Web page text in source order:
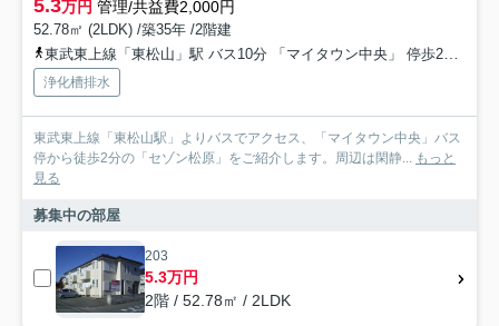
5.3万円 管理/共益費2,000円
52.78㎡ (2LDK) /築35年 /2階建
東武東上線「東松山」駅 バス10分 「マイタウン中央」 停歩2分
浄化槽排水
東武東上線「東松山駅」よりバスでアクセス、「マイタウン中央」バス
停から徒歩2分の「セゾン松原」をご紹介します。周辺は閑静...
もっと
見る
募集中の部屋
203
5.3万円
2階 / 52.78㎡ / 2LDK